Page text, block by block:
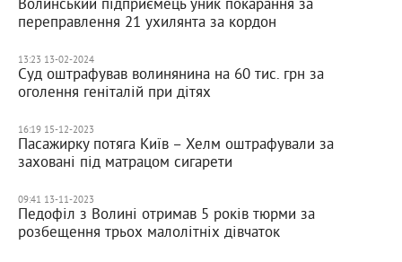
переправлення 21 ухилянта за кордон
13:23 13-02-2024
Суд оштрафував волинянина на 60 тис. грн за
оголення геніталій при дітях
16:19 15-12-2023
Пасажирку потяга Київ – Хелм оштрафували за
заховані під матрацом сигарети
09:41 13-11-2023
Педофіл з Волині отримав 5 років тюрми за
розбещення трьох малолітніх дівчаток